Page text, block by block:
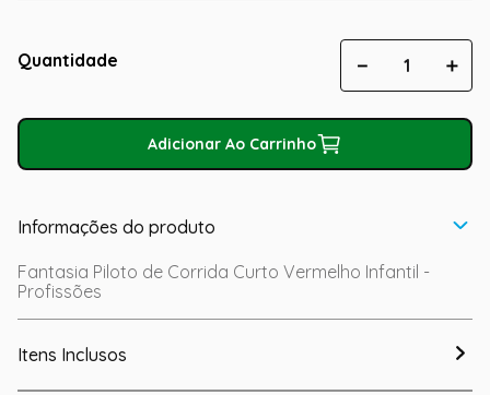
Quantidade ＋
－
Adicionar Ao Carrinho
Informações do produto
Fantasia Piloto de Corrida Curto Vermelho Infantil -
Profissões
Itens Inclusos